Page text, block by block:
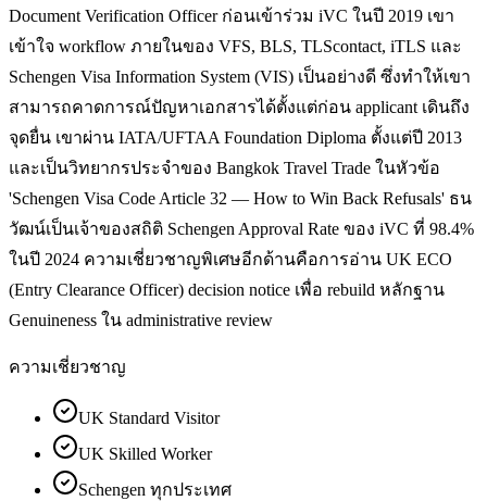
Document Verification Officer ก่อนเข้าร่วม iVC ในปี 2019 เขา
เข้าใจ workflow ภายในของ VFS, BLS, TLScontact, iTLS และ
Schengen Visa Information System (VIS) เป็นอย่างดี ซึ่งทำให้เขา
สามารถคาดการณ์ปัญหาเอกสารได้ตั้งแต่ก่อน applicant เดินถึง
จุดยื่น เขาผ่าน IATA/UFTAA Foundation Diploma ตั้งแต่ปี 2013
และเป็นวิทยากรประจำของ Bangkok Travel Trade ในหัวข้อ
'Schengen Visa Code Article 32 — How to Win Back Refusals' ธน
วัฒน์เป็นเจ้าของสถิติ Schengen Approval Rate ของ iVC ที่ 98.4%
ในปี 2024 ความเชี่ยวชาญพิเศษอีกด้านคือการอ่าน UK ECO
(Entry Clearance Officer) decision notice เพื่อ rebuild หลักฐาน
Genuineness ใน administrative review
ความเชี่ยวชาญ
UK Standard Visitor
UK Skilled Worker
Schengen ทุกประเทศ